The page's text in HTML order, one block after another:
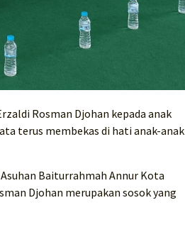
Rosman Djohan kepada anak
terus membekas di hati anak-anak
Baiturrahmah Annur Kota
Djohan merupakan sosok yang